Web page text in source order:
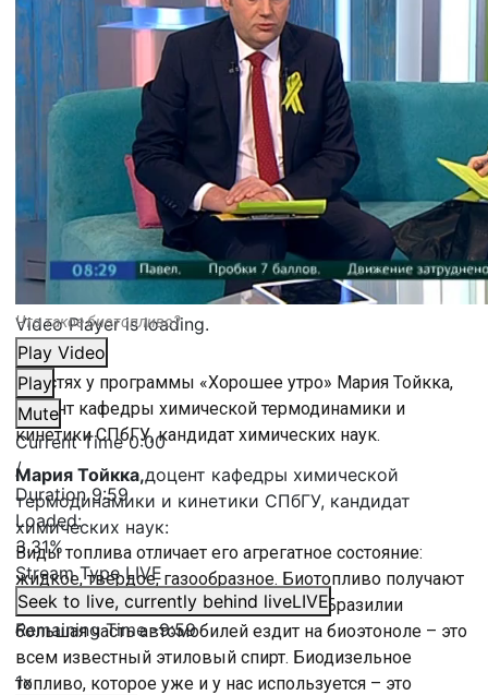
Video Player is loading.
Play Video
Play
Mute
Current Time0:00
/
Duration9:59
Loaded:
3.31%
Stream TypeLIVE
Seek to live, currently behind liveLIVE
Remaining Time-9:59
1x
Что такое биотопливо?
В гостях у программы «Хорошее утро» Мария Тойкка,
доцент кафедры химической термодинамики и
кинетики СПбГУ, кандидат химических наук.
Мария Тойкка,доцент кафедры химической
термодинамики и кинетики СПбГУ, кандидат
химических наук:
Виды топлива отличает его агрегатное состояние:
жидкое, твёрдое, газообразное. Биотопливо получают
из растительного сырья. Например, в Бразилии
большая часть автомобилей ездит на биоэтоноле – это
всем известный этиловый спирт. Биодизельное
топливо, которое уже и у нас используется – это